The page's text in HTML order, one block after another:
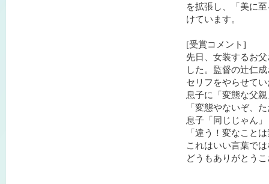
を拡張し、「美に
けています。
[受賞コメント]
先日、女装するお
した。監督の辻仁
セリフをやらせて
息子に「変態な父
「変態やないぞ、
息子「同じじゃん」
「違う！変なこと
これはいい言葉で
どうもありがとう